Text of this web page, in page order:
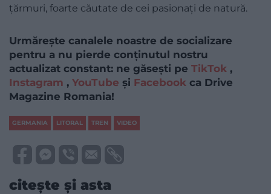
țărmuri, foarte căutate de cei pasionați de natură.
Urmărește canalele noastre de socializare
pentru a nu pierde conținutul nostru
actualizat constant: ne găsești pe TikTok ,
Instagram , YouTube și Facebook ca Drive
Magazine Romania!
GERMANIA LITORAL TREN VIDEO
citește și asta